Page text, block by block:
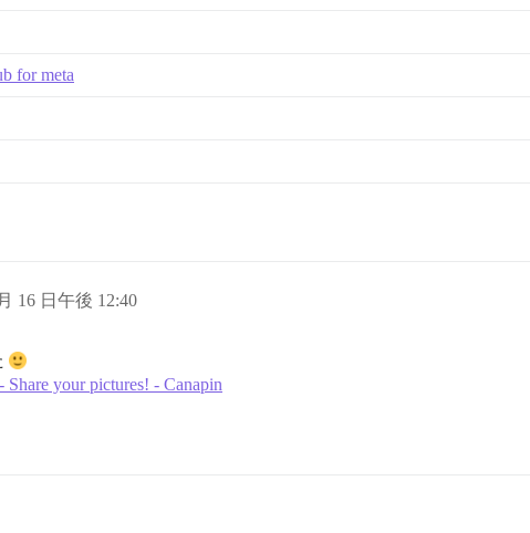
クがあり、迷子になることはありません。
投稿に属するもの）を表示します。
75%](upload://w48pBgNYIMlvrctpb7aporHovcG.gif)
次のバッチが自動的にロードされ、追加されます。
がいくつかあります。
wq9MHQ7iKiKsJqrtUf7YkCA4AwT.png)
ですが、`/t/`が`/gallery/`に置き換えられています。
for meta
16 日午後 12:40
Share your pictures! - Canapin